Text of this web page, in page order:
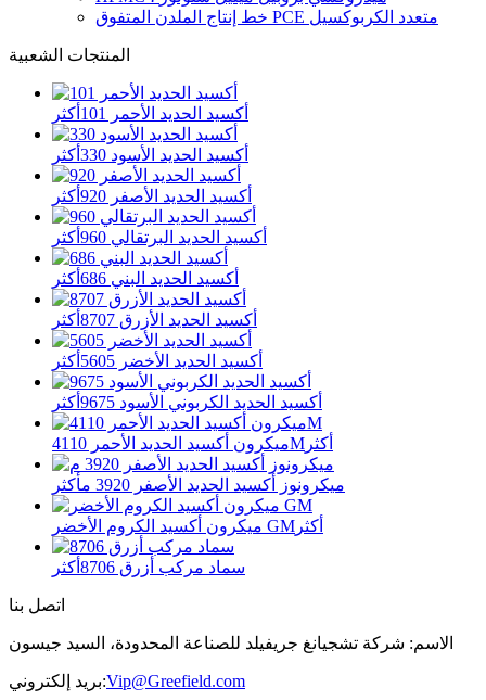
خط إنتاج الملدن المتفوق PCE متعدد الكربوكسيل
المنتجات الشعبية
أكسيد الحديد الأحمر 101 أكثر
أكسيد الحديد الأسود 330 أكثر
أكسيد الحديد الأصفر 920 أكثر
أكسيد الحديد البرتقالي 960 أكثر
أكسيد الحديد البني 686 أكثر
أكسيد الحديد الأزرق 8707 أكثر
أكسيد الحديد الأخضر 5605 أكثر
أكسيد الحديد الكربوني الأسود 9675 أكثر
ميكرون أكسيد الحديد الأحمر 4110M أكثر
ميكرونوز أكسيد الحديد الأصفر 3920 م أكثر
ميكرون أكسيد الكروم الأخضر GM أكثر
سماد مركب أزرق 8706 أكثر
اتصل بنا
الاسم: شركة تشجيانغ جريفيلد للصناعة المحدودة، السيد جيسون
بريد إلكتروني:Vip@Greefield.com